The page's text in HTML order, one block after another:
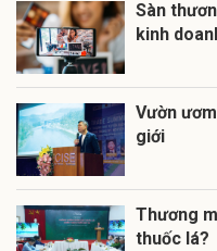
Sàn
kinh
Vườn
giới
Thương
thuốc lá?